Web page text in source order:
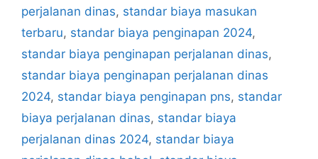
perjalanan dinas, standar biaya masukan
terbaru, standar biaya penginapan 2024,
standar biaya penginapan perjalanan dinas,
standar biaya penginapan perjalanan dinas
2024, standar biaya penginapan pns, standar
biaya perjalanan dinas, standar biaya
perjalanan dinas 2024, standar biaya